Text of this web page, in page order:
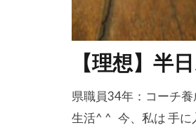
【理想】半
県職員34年：コーチ
生活^ ^ 今、私は 手に